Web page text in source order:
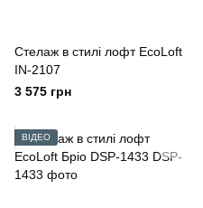
Стелаж в стилі лофт EcoLoft
IN-2107
3 575 грн
ВІДЕО